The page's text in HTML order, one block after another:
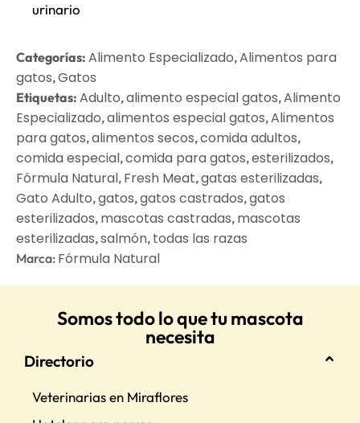
urinario
Categorías: Alimento Especializado,Alimentos para
gatos,Gatos
Etiquetas: Adulto,alimento especial gatos,Alimento
Especializado,alimentos especial gatos,Alimentos
para gatos,alimentos secos,comida adultos,
comida especial,comida para gatos,esterilizados,
Fórmula Natural, Fresh Meat,gatas esterilizadas,
Gato Adulto,gatos,gatos castrados,gatos
esterilizados, mascotas castradas, mascotas
esterilizadas,salmón, todas las razas
Marca: Fórmula Natural
Somos todo lo que tu mascota
necesita
Directorio
Veterinarias en Miraflores